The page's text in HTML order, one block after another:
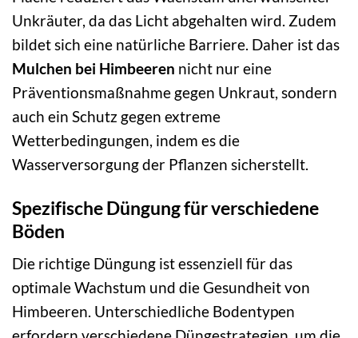
Unkräuter, da das Licht abgehalten wird. Zudem
bildet sich eine natürliche Barriere. Daher ist das
Mulchen bei Himbeeren nicht nur eine
Präventionsmaßnahme gegen Unkraut, sondern
auch ein Schutz gegen extreme
Wetterbedingungen, indem es die
Wasserversorgung der Pflanzen sicherstellt.
Spezifische Düngung für verschiedene
Böden
Die richtige Düngung ist essenziell für das
optimale Wachstum und die Gesundheit von
Himbeeren. Unterschiedliche Bodentypen